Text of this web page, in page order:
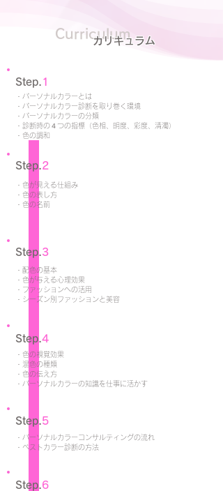
Curriculum
カリキュラム
Step. 1
・パーソナルカラーとは
・パーソナルカラー診断を取り巻く環境
・パーソナルカラーの分類
・診断時の４つの指標（色相、明度、彩度、清濁）
​・色の調和
Step.2
・色が見える仕組み
・色の表し方
・色の名前
Step.3
・配色の基本
・色が与える心理効果
・ファッションへの活用
​・シーズン別ファッションと美容
Step.4
・色の視覚効果
・混色の種類
・色の伝え方
・パーソナルカラーの知識を仕事に活かす
Step.5
・パーソナルカラーコンサルティングの流れ
・ベストカラー診断の方法
Step.6